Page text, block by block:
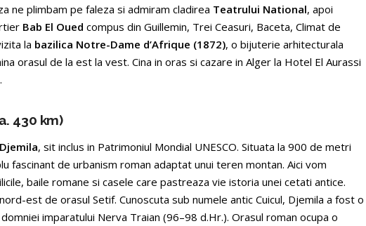
ne plimbam pe faleza si admiram cladirea Teatrului National, apoi
Bab El Oued compus din Guillemin, Trei Ceasuri, Baceta, Climat de
la bazilica Notre-Dame d’Afrique (1872), o bijuterie arhitecturala
orasul de la est la vest. Cina in oras si cazare in Alger la Hotel El Aurassi
430 km)
Djemila, sit inclus in Patrimoniul Mondial UNESCO. Situata la 900 de metri
fascinant de urbanism roman adaptat unui teren montan. Aici vom
baile romane si casele care pastreaza vie istoria unei cetati antice.
est de orasul Setif. Cunoscuta sub numele antic Cuicul, Djemila a fost o
imparatului Nerva Traian (96–98 d.Hr.). Orasul roman ocupa o